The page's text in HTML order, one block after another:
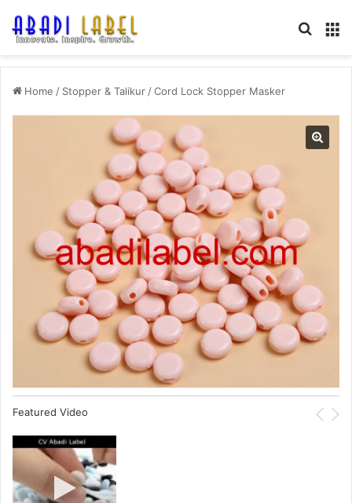
Home / Stopper & Talikur/Cord Lock Stopper Masker
Featured Video